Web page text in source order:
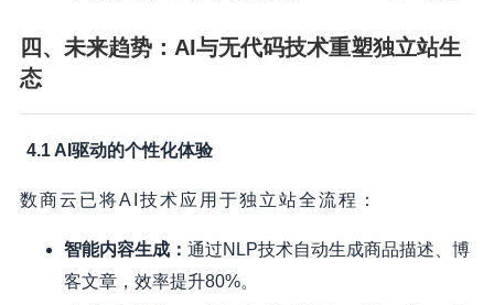
四、未来趋势：AI与无代码技术重塑独立站生
态
4.1 AI驱动的个性化体验
数商云已将AI技术应用于独立站全流程：
智能内容生成： 通过NLP技术自动生成商品描述、博
客文章，效率提升80%。